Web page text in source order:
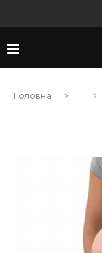
Головна